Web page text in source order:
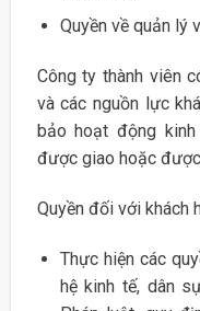
Quyền về quản lý
Công ty thành viên
và các nguồn lực
bảo hoạt động
được giao hoặc
Quyền đối với khách
Thực hiện các
hệ kinh tế, dân